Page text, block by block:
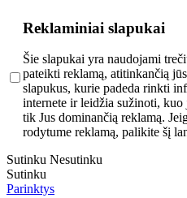
Reklaminiai slapukai
Šie slapukai yra naudojami
pateikti reklamą, atitinkančią
slapukus, kurie padeda rinkti
internete ir leidžia sužinoti,
tik Jus dominančią reklamą.
rodytume reklamą, palikite šį
Sutinku Nesutinku
Sutinku
Parinktys